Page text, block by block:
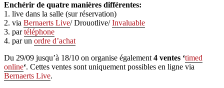
Enchérir de quatre manières différentes:
1. live dans la salle (sur réservation)
2. via Bernaerts Live/ Drouotlive/Invaluable
3. partéléphone
4. par un ordre d’achat
Du 29/09 jusqu’à 18/10 on organise également 4 ventes ‘timed
online‘. Cettes ventes sont uniquement possibles en ligne via
Bernaerts Live.